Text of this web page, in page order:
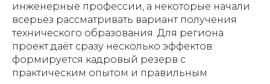
инженерные профессии, а некоторые начали
всерьёз рассматривать вариант получения
технического образования. Для региона
проект даёт сразу несколько эффектов:
формируется кадровый резерв с
практическим опытом и правильным